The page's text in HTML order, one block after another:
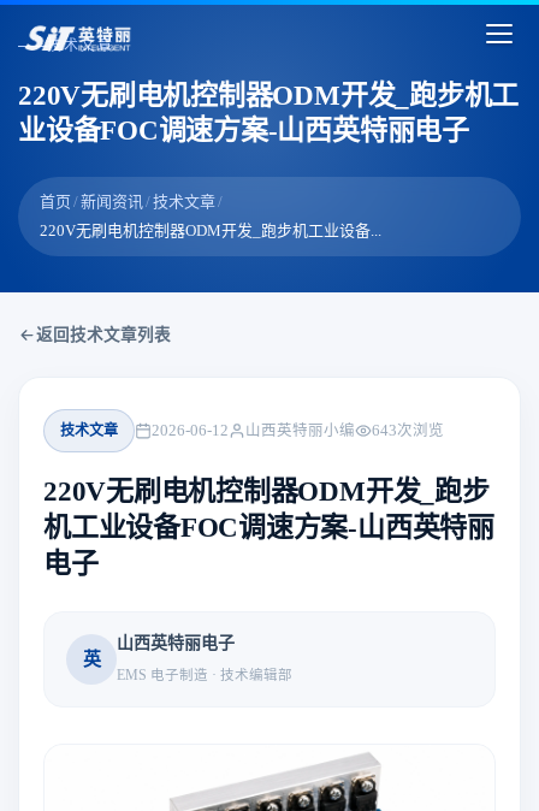
技术文章
220V无刷电机控制器ODM开发_跑步机工
业设备FOC调速方案-山西英特丽电子
首页 /新闻资讯 /技术文章/
220V无刷电机控制器ODM开发_跑步机工业设备...
返回技术文章列表
技术文章 2026-06-12 山西英特丽小编 643次浏览
220V无刷电机控制器ODM开发_跑步
机工业设备FOC调速方案-山西英特丽
电子
英
山西英特丽电子
EMS 电子制造 · 技术编辑部